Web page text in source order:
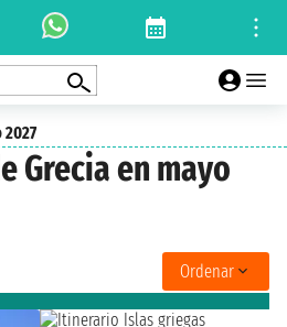
2027
Grecia en mayo
Ordenar